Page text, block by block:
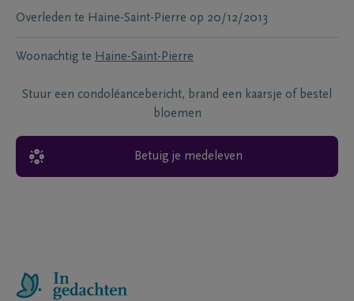
Overleden te Haine-Saint-Pierre op 20/12/2013
Woonachtig te Haine-Saint-Pierre
Stuur een condoléancebericht, brand een kaarsje of bestel
bloemen
Betuig je medeleven